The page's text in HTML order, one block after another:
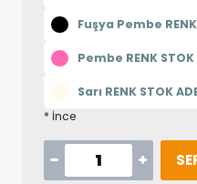
Fuşya Pembe
Pembe RENK STOK
Sarı RENK STOK
* İnce